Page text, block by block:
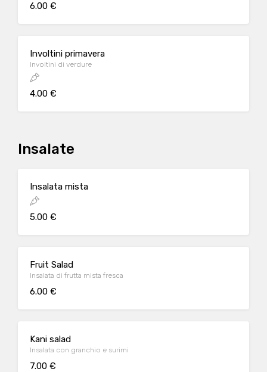
6.00 €
Involtini primavera
Involtini di verdure
4.00 €
Insalate
Insalata mista
5.00 €
Fruit Salad
Insalata di frutta mista fresca
6.00 €
Kani salad
Insalata con granchio e surimi
7.00 €